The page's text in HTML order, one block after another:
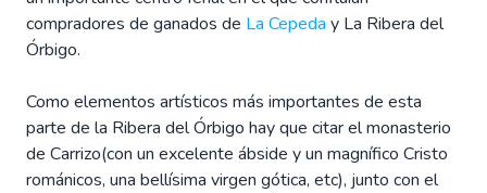
compradores de ganados de La Cepeda y La Ribera del
Órbigo.
Como elementos artísticos más importantes de esta
parte de la Ribera del Órbigo hay que citar el monasterio
de Carrizo(con un excelente ábside y un magnífico Cristo
románicos, una bellísima virgen gótica, etc), junto con el